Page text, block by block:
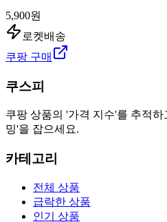
5,900원
로켓배송
쿠팡 구매
쿠스피
쿠팡 상품의 '가격 지수'를 추적하
밍'을 잡으세요.
카테고리
전체 상품
급락한 상품
인기 상품